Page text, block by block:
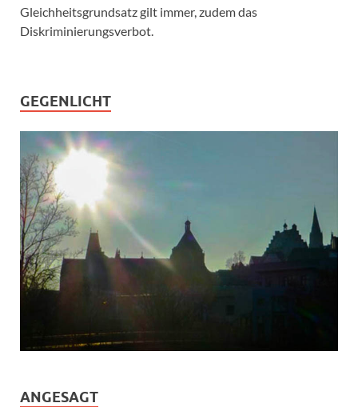
Gleichheitsgrundsatz gilt immer, zudem das
Diskriminierungsverbot.
GEGENLICHT
ANGESAGT